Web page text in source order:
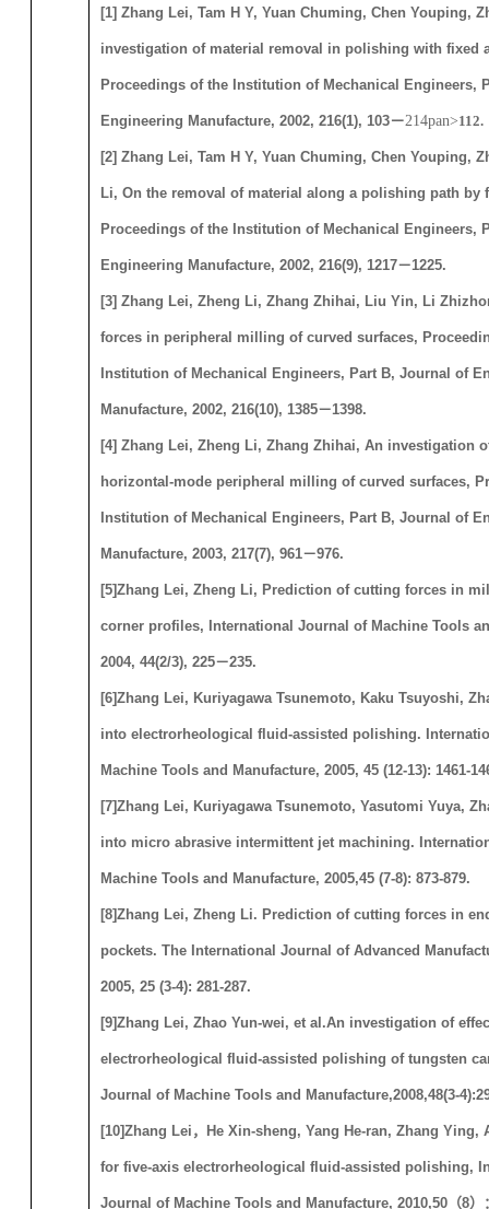
[1] Zhang Lei, Tam H Y, Yuan Chuming, Chen Youping,
investigation of material removal in polishing with fixed
Proceedings of the Institution of Mechanical Engineers,
Engineering Manufacture, 2002, 216(1), 103－214pan>112.
[2] Zhang Lei, Tam H Y, Yuan Chuming, Chen Youping,
Li, On the removal of material along a polishing path by
Proceedings of the Institution of Mechanical Engineers,
Engineering Manufacture, 2002, 216(9), 1217－1225.
[3] Zhang Lei, Zheng Li, Zhang Zhihai, Liu Yin, Li
forces in peripheral milling of curved surfaces,
Institution of Mechanical Engineers, Part B, Journal of
Manufacture, 2002, 216(10), 1385－1398.
[4] Zhang Lei, Zheng Li, Zhang Zhihai, An investigation
horizontal-mode peripheral milling of curved surfaces,
Institution of Mechanical Engineers, Part B, Journal of
Manufacture, 2003, 217(7), 961－976.
[5]Zhang Lei, Zheng Li, Prediction of cutting forces in
corner profiles, International Journal of Machine Tools
2004, 44(2/3), 225－235.
[6]Zhang Lei, Kuriyagawa Tsunemoto, Kaku Tsuyoshi,
into electrorheological fluid-assisted polishing.
Machine Tools and Manufacture, 2005, 45 (12-13): 1461-
[7]Zhang Lei, Kuriyagawa Tsunemoto, Yasutomi Yuya,
into micro abrasive intermittent jet machining.
Machine Tools and Manufacture, 2005,45 (7-8): 873-879.
[8]Zhang Lei, Zheng Li. Prediction of cutting forces in
pockets. The International Journal of Advanced
2005, 25 (3-4): 281-287.
[9]Zhang Lei, Zhao Yun-wei, et al.An investigation of
electrorheological fluid-assisted polishing of tungsten
Journal of Machine Tools and Manufacture,2008,48(3-
[10]Zhang Lei ， He Xin-sheng, Yang He-ran, Zhang Ying,
for five-axis electrorheological fluid-assisted polishing,
Journal of Machine Tools and Manufacture, 2010,50（8）